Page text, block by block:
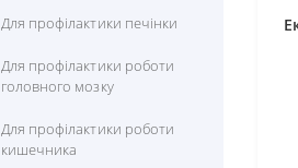
Цитрулін
Для профілактики печінки
Для профілактики роботи
головного мозку
Для профілактики роботи
кишечника